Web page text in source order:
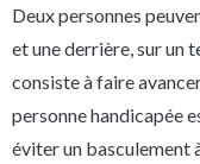
Deux personnes
et une derrière, sur un
consiste à faire
personne handicapée
éviter un basculement